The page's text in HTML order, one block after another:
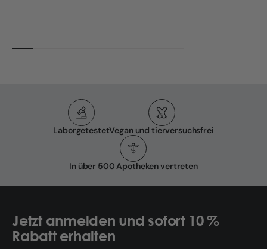
LaborgetestetVegan und tierversuchsfrei
In über 500 Apotheken vertreten
Jetzt anmelden und sofort 10 %
Rabatt erhalten